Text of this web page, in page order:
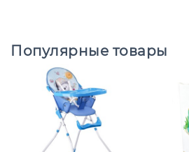
Популярные товары